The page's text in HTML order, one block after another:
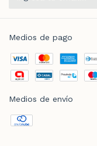
Medios de pago
Medios de envío